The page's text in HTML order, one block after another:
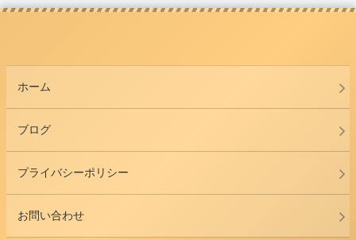
ホーム
ブログ
プライバシーポリシー
お問い合わせ